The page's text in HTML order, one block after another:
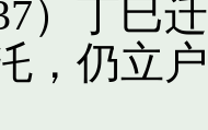
）丁巳
，仍立